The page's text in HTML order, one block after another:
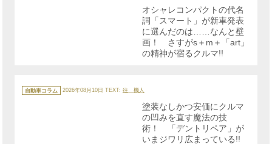
オシャレコンパクトの代名
詞「スマート」が新車発表
に選んだのは……なんと壁
画！ さすがs＋m＋「art」
の精神が宿るクルマ!!
テ
ゴ
自動車コラム 2026年08月10日 TEXT: 往 機人
塗装なしかつ安価にクルマ
の凹みを直す魔法の技
術！ 「デントリペア」が
いまジワリ広まっている!!